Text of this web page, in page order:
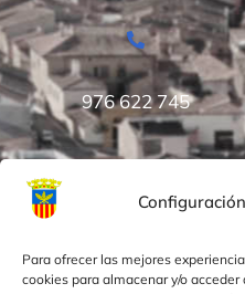
Para ofrecer las mejores
cookies para almacenar y/o
976 622 745
Suscríbete para estar